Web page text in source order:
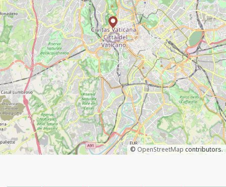
© OpenStreetMap contributors.